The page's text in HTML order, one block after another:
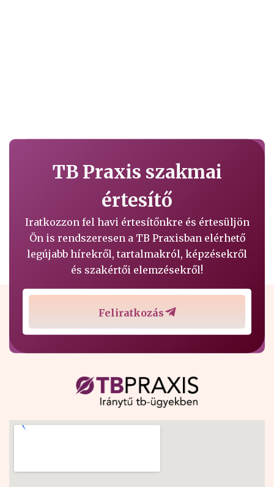
TB Praxis szakmai
értesítő
Iratkozzon fel havi értesítőnkre és értesüljön
Ön is rendszeresen a TB Praxisban elérhető
legújabb hírekről, tartalmakról, képzésekről
és szakértői elemzésekről!
Feliratkozás